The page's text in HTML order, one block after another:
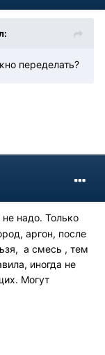
переделать?
надо. Только
аргон, после
а смесь , тем
иногда не
Могут